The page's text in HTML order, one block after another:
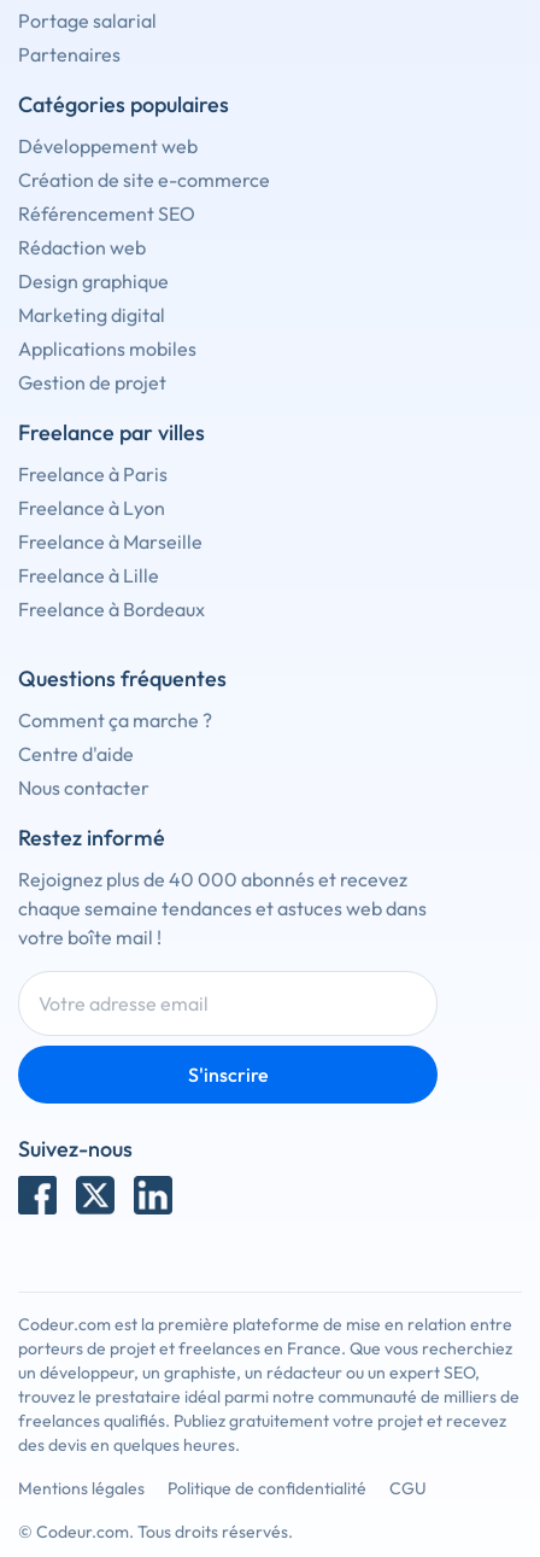
Portage salarial
Partenaires
Catégories populaires
Développement web
Création de site e-commerce
Référencement SEO
Rédaction web
Design graphique
Marketing digital
Applications mobiles
Gestion de projet
Freelance par villes
Freelance à Paris
Freelance à Lyon
Freelance à Marseille
Freelance à Lille
Freelance à Bordeaux
Questions fréquentes
Comment ça marche ?
Centre d'aide
Nous contacter
Restez informé
Rejoignez plus de 40 000 abonnés et recevez
chaque semaine tendances et astuces web dans
votre boîte mail !
S'inscrire
Suivez-nous
Codeur.com est la première plateforme de mise en relation entre
porteurs de projet et freelances en France. Que vous recherchiez
un développeur, un graphiste, un rédacteur ou un expert SEO,
trouvez le prestataire idéal parmi notre communauté de milliers de
freelances qualifiés. Publiez gratuitement votre projet et recevez
des devis en quelques heures.
Mentions légales
Politique de confidentialité
CGU
© Codeur.com. Tous droits réservés.